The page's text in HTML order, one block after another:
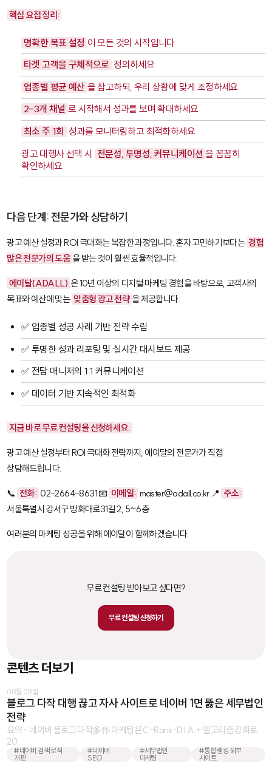
핵심 요점 정리:
명확한 목표 설정 이 모든 것의 시작입니다
타겟 고객을 구체적으로 정의하세요
업종별 평균 예산 을 참고하되, 우리 상황에 맞게 조정하세요
2-3개 채널 로 시작해서 성과를 보며 확대하세요
최소 주 1회 성과를 모니터링하고 최적화하세요
광고 대행사 선택 시 전문성, 투명성, 커뮤니케이션 을 꼼꼼히
확인하세요
다음 단계: 전문가와 상담하기
광고 예산 설정과 ROI 극대화는 복잡한 과정입니다. 혼자 고민하기보다는 경험
많은 전문가의 도움 을 받는 것이 훨씬 효율적입니다.
에이달(ADALL) 은 10년 이상의 디지털 마케팅 경험을 바탕으로, 고객사의
목표와 예산에 맞는 맞춤형 광고 전략 을 제공합니다.
✅ 업종별 성공 사례 기반 전략 수립
✅ 투명한 성과 리포팅 및 실시간 대시보드 제공
✅ 전담 매니저의 1:1 커뮤니케이션
✅ 데이터 기반 지속적인 최적화
지금 바로 무료 컨설팅을 신청하세요.
광고 예산 설정부터 ROI 극대화 전략까지, 에이달의 전문가가 직접
상담해드립니다.
📞 전화: 02-2664-8631 📧 이메일: master@adall.co.kr 📍 주소:
서울특별시 강서구 방화대로31길 2, 5~6층
여러분의 마케팅 성공을 위해 에이달이 함께하겠습니다.
무료 컨설팅 받아보고 싶다면?
무료 컨설팅 신청하기
콘텐츠 더보기
08월 08일
블로그 다작 대행 끊고 자사 사이트로 네이버 1면 뚫은 세무법인
전략
요약 - 네이버 블로그 다작多作 마케팅은 C-Rank·D.I.A.+ 알고리즘 강화로
20 ...
#네이버 검색 로직
개편
#네이버
SEO
#세무법인
마케팅
#통합 랭킹 외부
사이트